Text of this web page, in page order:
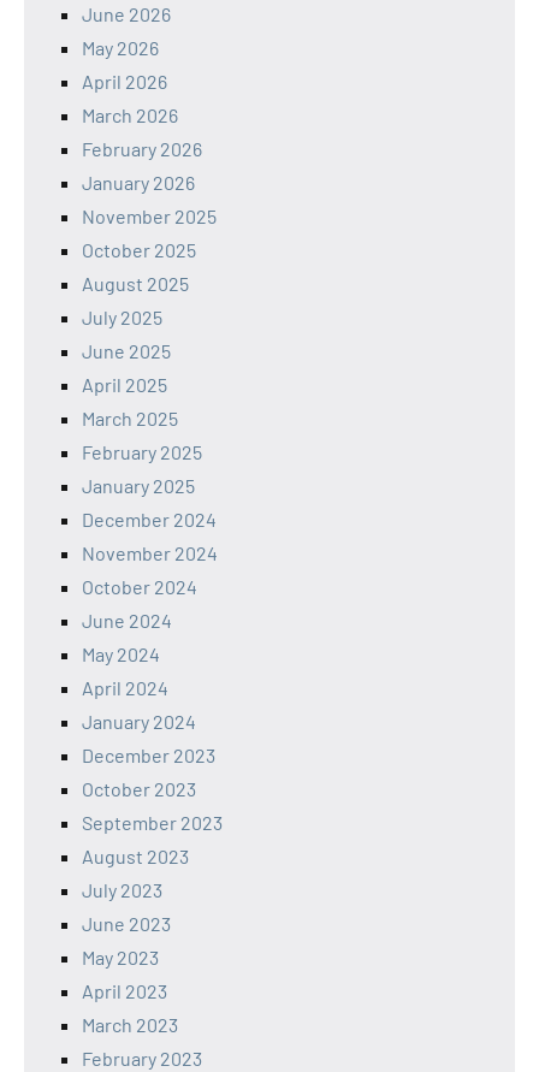
June 2026
May 2026
April 2026
March 2026
February 2026
January 2026
November 2025
October 2025
August 2025
July 2025
June 2025
April 2025
March 2025
February 2025
January 2025
December 2024
November 2024
October 2024
June 2024
May 2024
April 2024
January 2024
December 2023
October 2023
September 2023
August 2023
July 2023
June 2023
May 2023
April 2023
March 2023
February 2023